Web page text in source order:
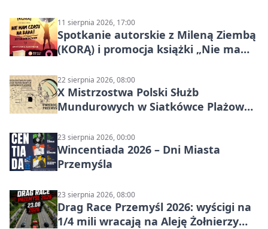
11 sierpnia 2026, 17:00
Spotkanie autorskie z Mileną Ziembą
(KORĄ) i promocja książki „Nie mam
22 sierpnia 2026, 08:00
X Mistrzostwa Polski Służb
Mundurowych w Siatkówce Plażowej
23 sierpnia 2026, 00:00
Wincentiada 2026 – Dni Miasta
Przemyśla
23 sierpnia 2026, 08:00
Drag Race Przemyśl 2026: wyścigi na
1/4 mili wracają na Aleję Żołnierzy